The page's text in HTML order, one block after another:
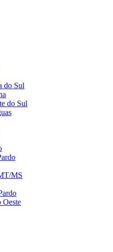
do Sul
do Sul
MS
Oeste